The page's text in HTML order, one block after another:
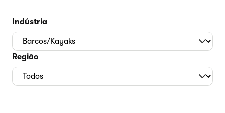
Indústria
Região